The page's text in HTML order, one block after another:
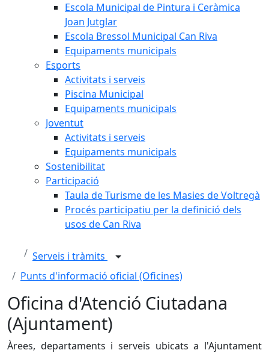
Escola Municipal de Pintura i Ceràmica
Joan Jutglar
Escola Bressol Municipal Can Riva
Equipaments municipals
Esports
Activitats i serveis
Piscina Municipal
Equipaments municipals
Joventut
Activitats i serveis
Equipaments municipals
Sostenibilitat
Participació
Taula de Turisme de les Masies de Voltregà
Procés participatiu per la definició dels
usos de Can Riva
Serveis i tràmits
Punts d'informació oficial (Oficines)
Oficina d'Atenció Ciutadana
(Ajuntament)
Àrees, departaments i serveis ubicats a l'Ajuntament